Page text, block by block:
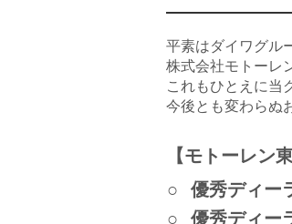
拠点一覧
平素はダイワグル
株式会社モトーレ
これもひとえに当
今後とも変わらぬ
【モトーレン
優秀ディー
優秀ディー